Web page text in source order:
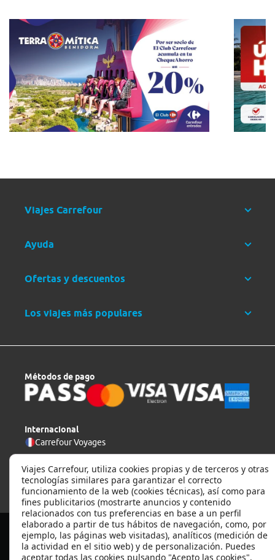
Viajes Carrefour
Ayuda
Ofertas y descuentos
Los viajes más populares
Métodos de pago
Internacional
Carrefour Voyages
Copyright © 2025 Viajes Carrefour, S. L. U.
v 5.0.16-1
Viajes Carrefour, utiliza cookies propias y de terceros y otras
tecnologías similares para garantizar el correcto
funcionamiento de la web (cookies técnicas), así como para
fines publicitarios (mostrarte anuncios y contenido
relacionados con tus preferencias en base a un perfil
elaborado a partir de tus hábitos de navegación, como, por
ejemplo, las páginas web visitadas), analíticos (medición de
la actividad en el sitio web) y de personalización. Puedes
aceptar todas las cookies pulsando "Acepto las cookies",